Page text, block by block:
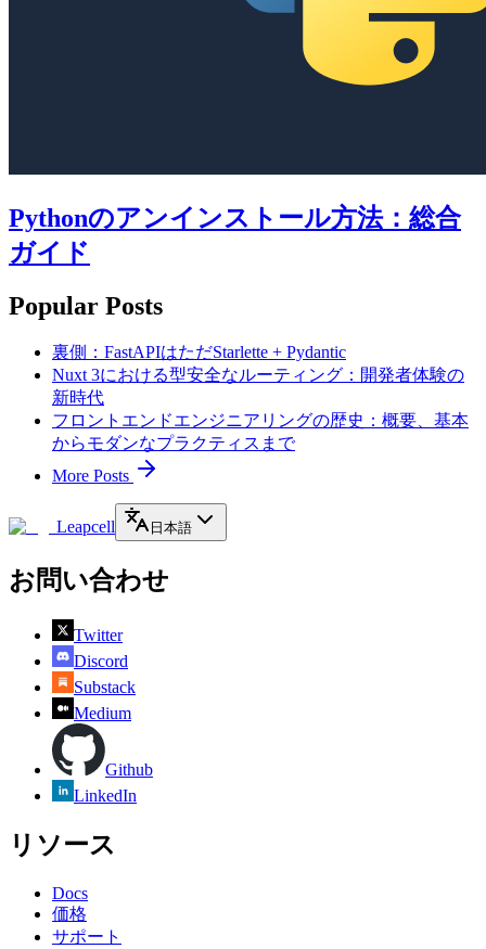
Pythonのアンインストール方法：総合
ガイド
Popular Posts
裏側：FastAPIはただStarlette + Pydantic
Nuxt 3における型安全なルーティング：開発者体験の
新時代
フロントエンドエンジニアリングの歴史：概要、基本
からモダンなプラクティスまで
More Posts
Leapcell 日本語
お問い合わせ
Twitter
Discord
Substack
Medium
Github
LinkedIn
リソース
Docs
価格
サポート